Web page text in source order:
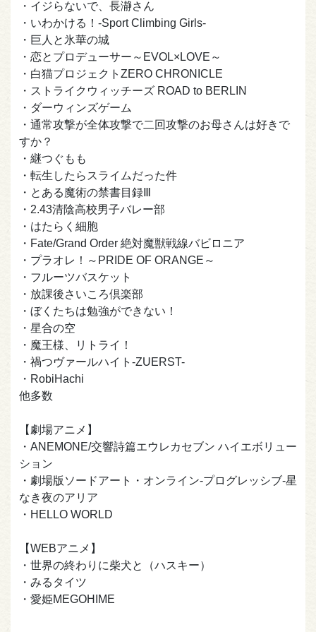
・イジらないで、長瀞さん
・いわかける！-Sport Climbing Girls-
・巨人と氷華の城
・恋とプロデューサー～EVOL×LOVE～
・白猫プロジェクトZERO CHRONICLE
・ストライクウィッチーズ ROAD to BERLIN
・ダーウィンズゲーム
・通常攻撃が全体攻撃で二回攻撃のお母さんは好きで
すか？
・継つぐもも
・転生したらスライムだった件
・とある魔術の禁書目録Ⅲ
・2.43清陰高校男子バレー部
・はたらく細胞
・Fate/Grand Order 絶対魔獣戦線バビロニア
・プラオレ！～PRIDE OF ORANGE～
・フルーツバスケット
・放課後さいころ倶楽部
・ぼくたちは勉強ができない！
・星合の空
・魔王様、リトライ！
・禍つヴァールハイト-ZUERST-
・RobiHachi
他多数
【劇場アニメ】
・ANEMONE/交響詩篇エウレカセブン ハイエボリュー
ション
・劇場版ソードアート・オンライン-プログレッシブ-星
なき夜のアリア
・HELLO WORLD
【WEBアニメ】
・世界の終わりに柴犬と（ハスキー）
・みるタイツ
・愛姫MEGOHIME